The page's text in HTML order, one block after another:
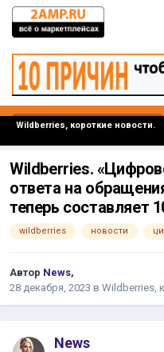
Wildberries, короткие новости.
Wildberries.
ответа на
теперь составляет
wildberries новости
Автор News,
28 декабря, 2023 в Wildberries,
News